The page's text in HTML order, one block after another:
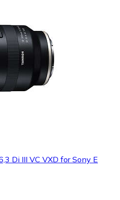
Di III VC VXD for Sony E